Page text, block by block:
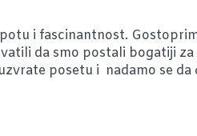
i fascinantnost.
da smo postali bogatiji
posetu i nadamo se